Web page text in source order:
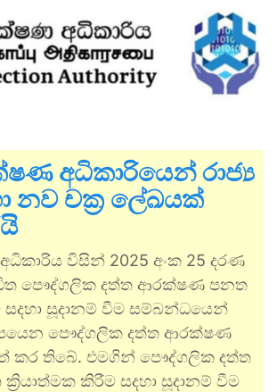
අධිකාරියෙන් රාජ්‍ය
නව චක්‍ර ලේඛයක්
විසින් 2025 අංක 25 දරණ
පෞද්ගලික දත්ත ආරක්ෂණ පනත
සදහා සූදානම් වීම සම්බන්ධයෙන්
පෞද්ගලික දත්ත ආරක්ෂණ
කර තිබේ. එමගින් පෞද්ගලික දත්ත
කිරීම සදහා සූදානම් වීම